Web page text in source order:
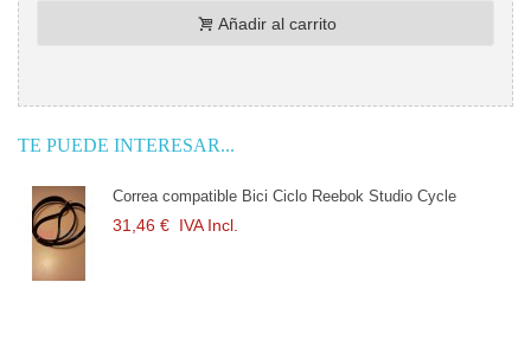
Añadir al carrito
TE PUEDE INTERESAR...
Correa compatible Bici Ciclo Reebok Studio Cycle
31,46 € IVA Incl.